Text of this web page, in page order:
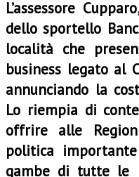
L’assessore
dello sportello
località che
business legato al
annunciando la
Lo riempia di
offrire alle
politica
gambe di tutte le